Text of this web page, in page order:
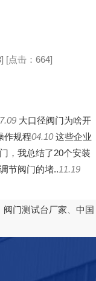
[点击： 664]
大口径阀门为啥开
作规程04.10 这些企业
，我总结了20个安装
节阀门的堵..11.19
阀门测试台厂家
中国